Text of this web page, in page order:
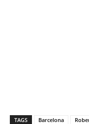
TAGS Barcelona